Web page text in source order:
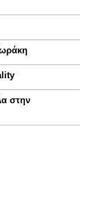
στην